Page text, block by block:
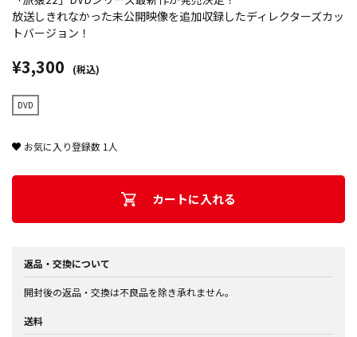
放送しきれなかった未公開映像を追加収録したディレクターズカッ
トバージョン！
¥3,300 (税込)
DVD
お気に入り登録数 1 人
カートに入れる
返品・交換について
開封後の返品・交換は不良品を除き承れません。
送料